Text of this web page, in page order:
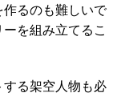
るのも難しいで
を組み立てるこ
る架空人物も必